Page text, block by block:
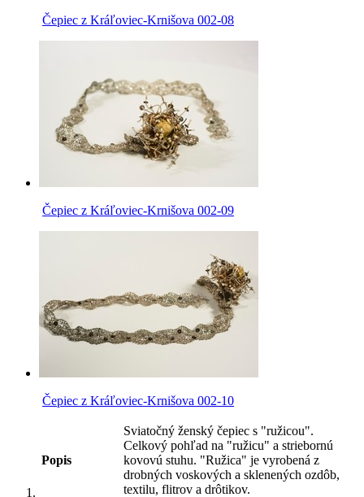
Čepiec z Kráľoviec-Krnišova 002-08
Čepiec z Kráľoviec-Krnišova 002-09
Čepiec z Kráľoviec-Krnišova 002-10
Popis
Sviatočný ženský čepiec s "ružicou".
Celkový pohľad na "ružicu" a striebornú
kovovú stuhu. "Ružica" je vyrobená z
drobných voskových a sklenených ozdôb,
textilu, flitrov a drôtikov.